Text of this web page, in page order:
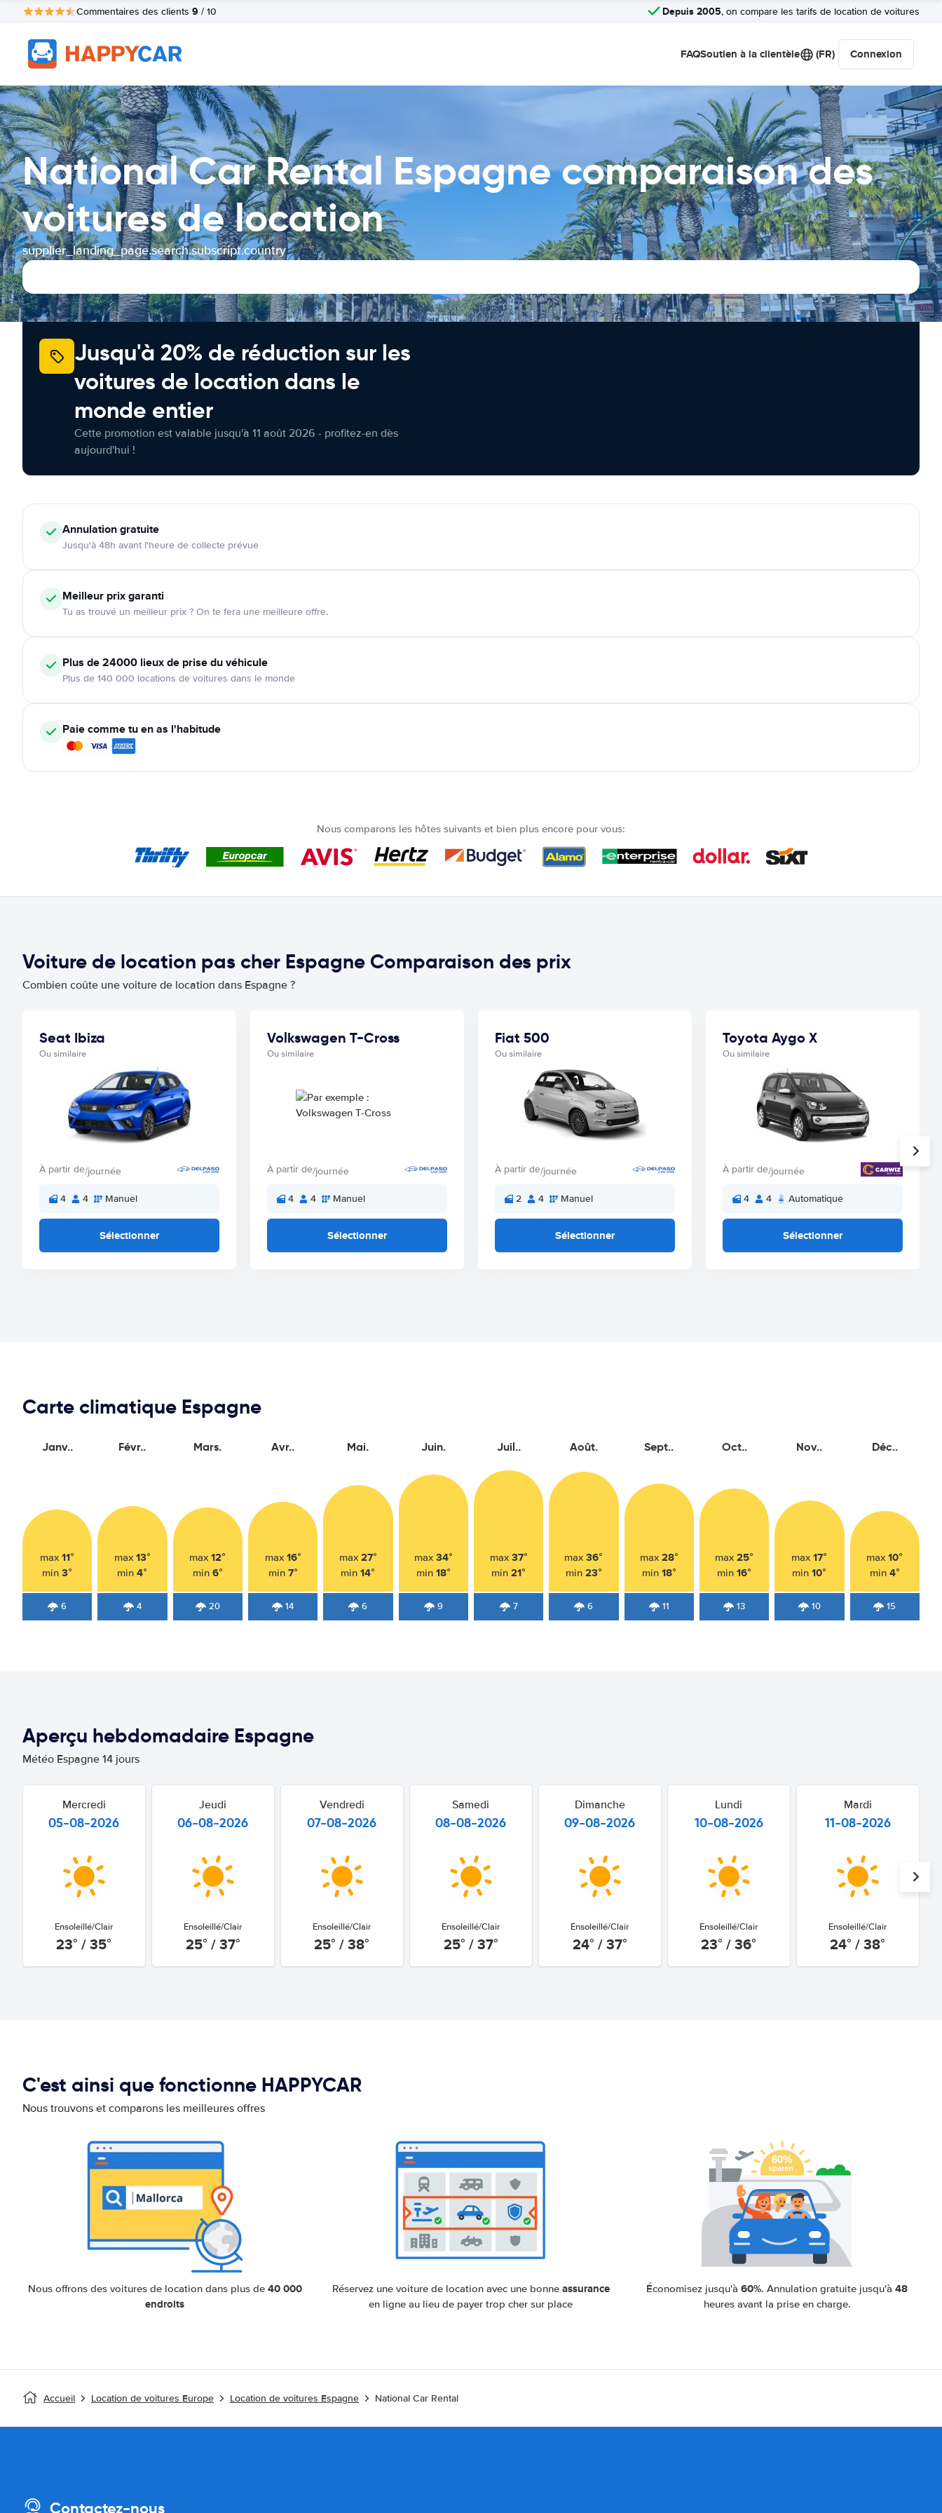
Commentaires des clients 9 / 10 Depuis 2005, on compare les tarifs de location de voitures
FAQSoutien à la clientèle (FR) Connexion
National Car Rental Espagne comparaison des
voitures de location
supplier_landing_page.search.subscript.country
Jusqu'à 20% de réduction sur les
voitures de location dans le
monde entier
Cette promotion est valable jusqu'à 11 août 2026 - profitez-en dès
aujourd'hui !
Annulationgratuite
Jusqu'à 48h avant l'heure de collecte prévue
Meilleur prix garanti
Tu as trouvé un meilleur prix ? On te fera une meilleure offre.
Plus de 24000 lieux de prise du véhicule
Plus de 140 000 locations de voitures dans le monde
Paie comme tu en as l'habitude
Nous comparons les hôtes suivants et bien plus encore pour vous:
Voiture de location pas cher Espagne Comparaison des prix
Combien coûte une voiture de location dans Espagne ?
Seat Ibiza
Ou similaire
À partir de/journée
4 4 Manuel
Sélectionner
Volkswagen T-Cross
Ou similaire
À partir de/journée
4 4 Manuel
Sélectionner
Fiat 500
Ou similaire
À partir de/journée
2 4 Manuel
Sélectionner
Toyota Aygo X
Ou similaire
À partir de/journée
4 4 Automatique
Sélectionner
Carte climatique Espagne
Janv..
max11°
min3°
6
Févr..
max 13°
min4°
4
Mars.
max12°
min 6°
20
Avr..
max 16°
min 7°
14
Mai.
max 27°
min14°
6
Juin.
max 34°
min 18°
9
Juil..
max 37°
min21°
7
Août.
max36°
min 23°
6
Sept..
max 28°
min 18°
11
Oct..
max25°
min16°
13
Nov..
max17°
min10°
10
Déc..
max10°
min 4°
15
Aperçu hebdomadaire Espagne
Météo Espagne 14 jours
Mercredi
05-08-2026
Ensoleillé/Clair
23° / 35°
Jeudi
06-08-2026
Ensoleillé/Clair
25° / 37°
Vendredi
07-08-2026
Ensoleillé/Clair
25° / 38°
Samedi
08-08-2026
Ensoleillé/Clair
25° / 37°
Dimanche
09-08-2026
Ensoleillé/Clair
24° / 37°
Lundi
10-08-2026
Ensoleillé/Clair
23° / 36°
Mardi
11-08-2026
Ensoleillé/Clair
24° / 38°
C'est ainsi que fonctionne HAPPYCAR
Nous trouvons et comparons les meilleures offres
Nous offrons des voitures de location dans plus de 40 000
endroits
Réservez une voiture de location avec une bonne assurance
en ligne au lieu de payer trop cher sur place
Économisez jusqu'à60%. Annulation gratuite jusqu'à48
heures avant la prise en charge.
Accueil Location de voitures Europe Location de voitures Espagne National Car Rental
Contactez-nous